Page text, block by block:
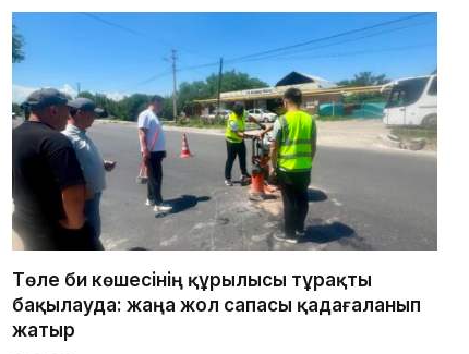
Төле би көшесінің құрылысы тұрақты
бақылауда: жаңа жол сапасы қадағаланып
жатыр